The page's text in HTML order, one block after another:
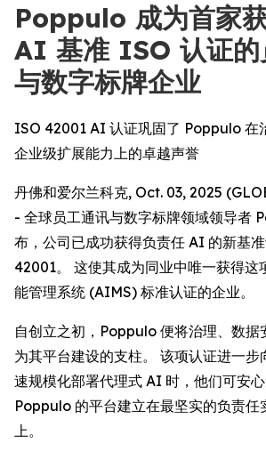
Poppulo 成为首家
AI 基准 ISO 认证的
与数字标牌企业
ISO 42001 AI 认证巩固了 Poppulo 在
企业级扩展能力上的卓越声誉
丹佛和爱尔兰科克, Oct. 03, 2025
- 全球员工通讯与数字标牌领域领导者
布，公司已成功获得负责任 AI 的新基
42001。 这使其成为同业中唯一获得这
能管理系统 (AIMS) 标准认证的企业。
自创立之初，Poppulo 便将治理、数据
为其平台建设的支柱。 该项认证进一步
速规模化部署代理式 AI 时，他们可安
Poppulo 的平台建立在最坚实的负责任
上。